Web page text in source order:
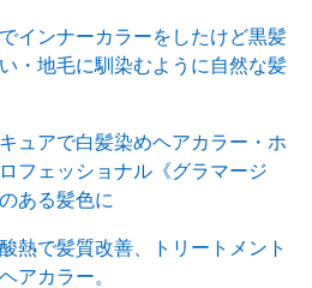
インナーカラーをしたけど黒髪
・地毛に馴染むように自然な髪
ュアで白髪染めヘアカラー・ホ
フェッショナル《グラマージ
ある髪色に
熱で髪質改善、トリートメント
アカラー。